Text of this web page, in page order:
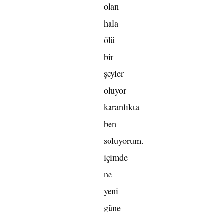
olan
hala
ölü
bir
şeyler
oluyor
karanlıkta
ben
soluyorum.
içimde
ne
yeni
güne